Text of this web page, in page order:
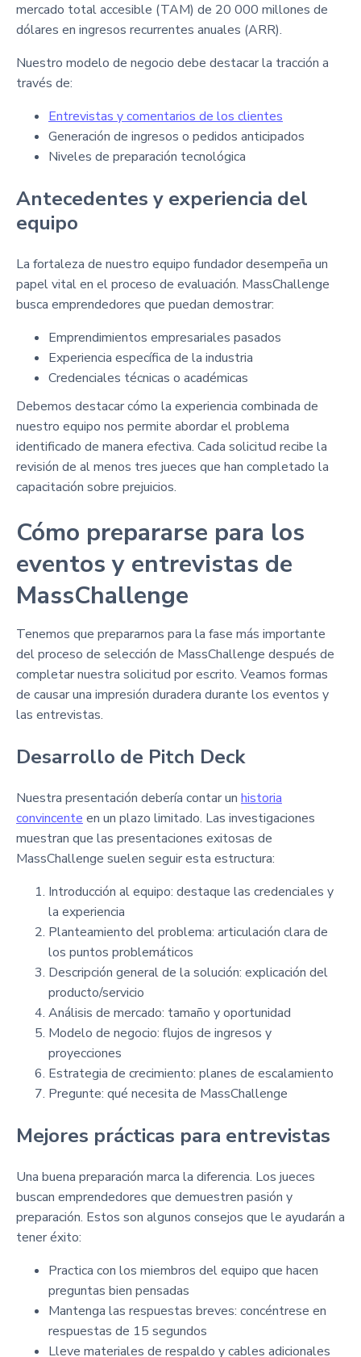
mercado total accesible (TAM) de 20 000 millones de
dólares en ingresos recurrentes anuales (ARR).
Nuestro modelo de negocio debe destacar la tracción a
través de:
Entrevistas y comentarios de los clientes
Generación de ingresos o pedidos anticipados
Niveles de preparación tecnológica
Antecedentes y experiencia del
equipo
La fortaleza de nuestro equipo fundador desempeña un
papel vital en el proceso de evaluación. MassChallenge
busca emprendedores que puedan demostrar:
Emprendimientos empresariales pasados
Experiencia específica de la industria
Credenciales técnicas o académicas
Debemos destacar cómo la experiencia combinada de
nuestro equipo nos permite abordar el problema
identificado de manera efectiva. Cada solicitud recibe la
revisión de al menos tres jueces que han completado la
capacitación sobre prejuicios.
Cómo prepararse para los
eventos y entrevistas de
MassChallenge
Tenemos que prepararnos para la fase más importante
del proceso de selección de MassChallenge después de
completar nuestra solicitud por escrito. Veamos formas
de causar una impresión duradera durante los eventos y
las entrevistas.
Desarrollo de Pitch Deck
Nuestra presentación debería contar un historia
convincente en un plazo limitado. Las investigaciones
muestran que las presentaciones exitosas de
MassChallenge suelen seguir esta estructura:
Introducción al equipo: destaque las credenciales y
la experiencia
Planteamiento del problema: articulación clara de
los puntos problemáticos
Descripción general de la solución: explicación del
producto/servicio
Análisis de mercado: tamaño y oportunidad
Modelo de negocio: flujos de ingresos y
proyecciones
Estrategia de crecimiento: planes de escalamiento
Pregunte: qué necesita de MassChallenge
Mejores prácticas para entrevistas
Una buena preparación marca la diferencia. Los jueces
buscan emprendedores que demuestren pasión y
preparación. Estos son algunos consejos que le ayudarán a
tener éxito:
Practica con los miembros del equipo que hacen
preguntas bien pensadas
Mantenga las respuestas breves: concéntrese en
respuestas de 15 segundos
Lleve materiales de respaldo y cables adicionales